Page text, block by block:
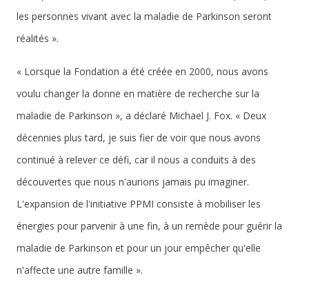
les personnes vivant avec la maladie de Parkinson seront
réalités ».
« Lorsque la Fondation a été créée en 2000, nous avons
voulu changer la donne en matière de recherche sur la
maladie de Parkinson », a déclaré Michael J. Fox. « Deux
décennies plus tard, je suis fier de voir que nous avons
continué à relever ce défi, car il nous a conduits à des
découvertes que nous n'aurions jamais pu imaginer.
L'expansion de l'initiative PPMI consiste à mobiliser les
énergies pour parvenir à une fin, à un remède pour guérir la
maladie de Parkinson et pour un jour empêcher qu'elle
n'affecte une autre famille ».